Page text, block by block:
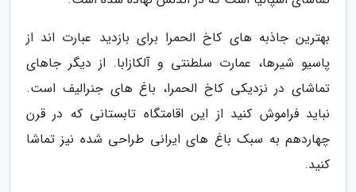
بهترین جاذبه های کاخ الحمرا برای بازدید عبارت اند از
پاسیو شیرها، عمارت سلطنتی و آلکازابا. از دیگر جاهای
تماشای در نزدیکی کاخ الحمرا، باغ های جنرالیف است.
نباید فراموش کنید از این اقامتگاه تابستانی که در قرن
چهاردهم به سبک باغ های ایرانی طراحی شده نیز تماشا
کنید.